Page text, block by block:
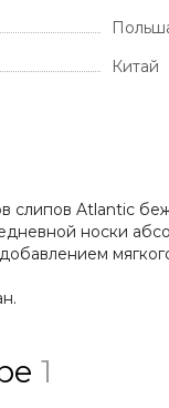
Китай
слипов Atlantic
носки
1